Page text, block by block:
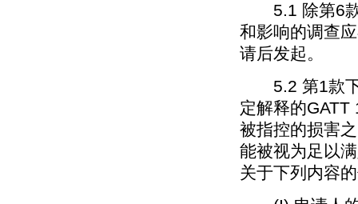
5.1 除第6款
和影响的调查
请后发起。
5.2 第1款下
定解释的GATT
被指控的损害
能被视为足以
关于下列内容